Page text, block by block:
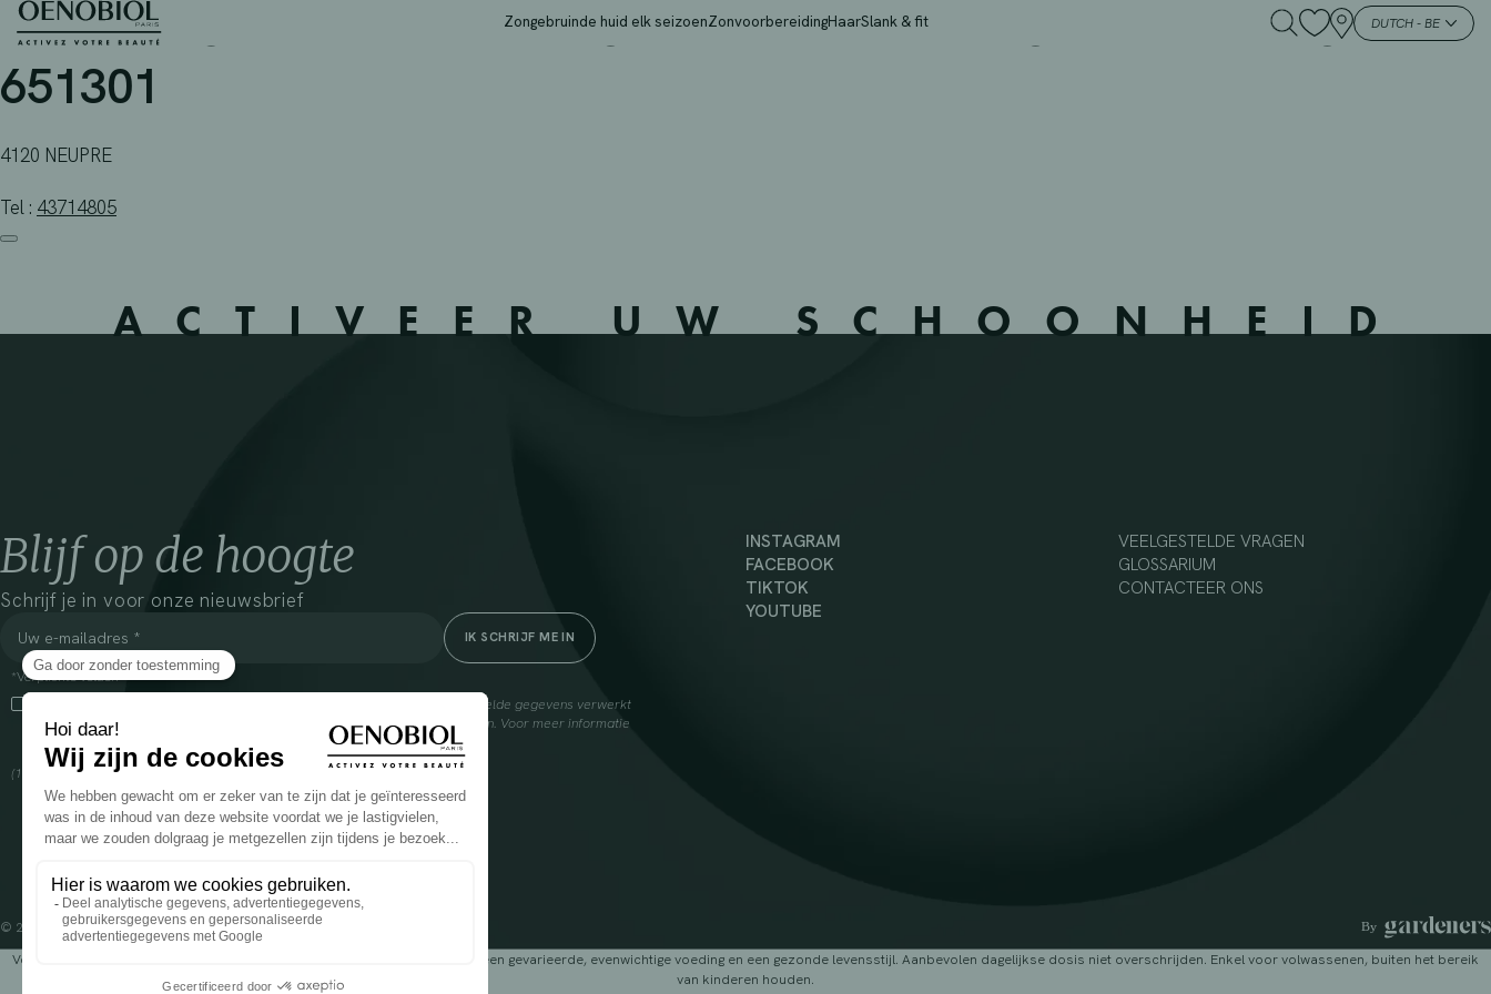
Skip
Zongebruinde huid elk seizoenZonvoorbereidingHaarSlank & fit DUTCH - BE
PHARMACIE PPL + 722 – NEUPRE – 651301 – NEUPRE – 6 – NEUPRE –
651301
4120 NEUPRE
Tel : 43714805
ACTIVEER UW SCHOONHEID
Blijf op de hoogte
Schrijf je in voor onze nieuwsbrief
*Verplichte velden
Door dit vakje aan te vinken, ga ik ermee akkoord dat Cooper(1) de verzamelde gegevens verwerkt
om mij commerciële informatie te sturen over zijn producten en aanbiedingen. Voor meer informatie
over het beheer van uw gegevens en uw rechten, klikhier
(1) Coopération pharmaceutique Française, RCS Melun 399 227 636
INSTAGRAM
FACEBOOK
TIKTOK
YOUTUBE
VEELGESTELDE VRAGEN
GLOSSARIUM
CONTACTEER ONS
© 2024 OENOBIOL PARIS
Voedingssupplement dat moet worden geconsumeerd als onderdeel van een gevarieerde, evenwichtige voeding en een gezonde levensstijl. Aanbevolen dagelijkse dosis niet overschrijden. Enkel voor volwassenen, buiten het bereik
van kinderen houden.